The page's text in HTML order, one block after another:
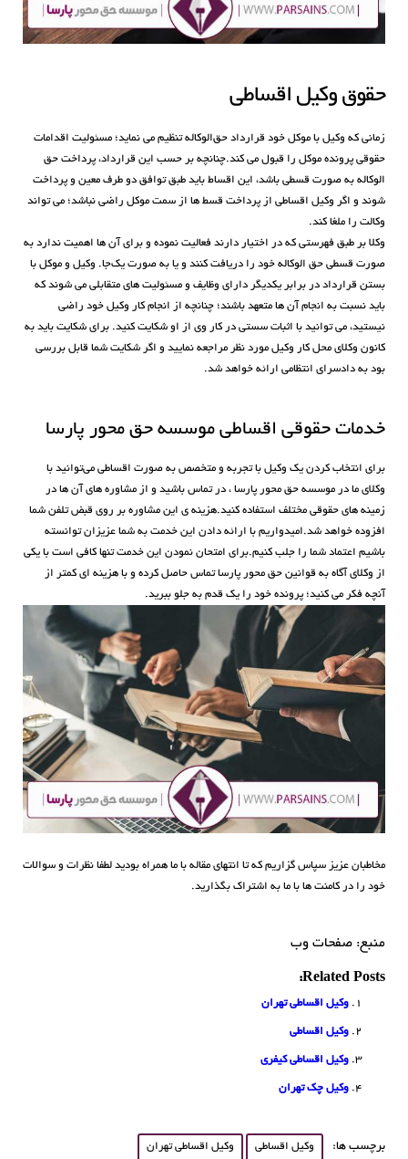
حقوق وکیل اقساطی
زمانی که وکیل با موکل خود قرارداد حق‌الوکاله تنظیم می نماید؛ مسئولیت اقدامات
حقوقی پرونده موکل را قبول می کند.چنانچه بر حسب این قرارداد، پرداخت حق
الوکاله به صورت قسطی باشد، این اقساط باید طبق توافق دو طرف معین و پرداخت
شوند و اگر وکیل اقساطی از پرداخت قسط ها از سمت موکل راضی نباشد؛ می تواند
وکالت را ملغا کند.
وکلا بر طبق فهرستی که در اختیار دارند فعالیت نموده و برای آن ها اهمیت ندارد به
صورت قسطی حق الوکاله خود را دریافت کنند و یا به صورت یک‌جا. وکیل و موکل با
بستن قرارداد در برابر یکدیگر دارای وظایف و مسئولیت های متقابلی می شوند که
باید نسبت به انجام آن ها متعهد باشند؛ چنانچه از انجام کار وکیل خود راضی
نیستید، می توانید با اثبات سستی در کار وی از او شکایت کنید. برای شکایت باید به
کانون وکلای محل کار وکیل مورد نظر مراجعه نمایید و اگر شکایت شما قابل بررسی
بود به دادسرای انتظامی ارائه خواهد شد.
خدمات حقوقی اقساطی موسسه حق محور پارسا
برای انتخاب کردن یک وکیل با تجربه و متخصص به صورت اقساطی می‌توانید با
وکلای ما در موسسه حق محور پارسا ، در تماس باشید و از مشاوره های آن ها در
زمینه های حقوقی مختلف استفاده کنید.هزینه ی این مشاوره بر روی قبض تلفن شما
افزوده خواهد شد.امیدواریم با ارائه دادن این خدمت به شما عزیزان توانسته
باشیم اعتماد شما را جلب کنیم.برای امتحان نمودن این خدمت تنها کافی است با یکی
از وکلای آگاه به قوانین حق محور پارسا تماس حاصل کرده و با هزینه ای کمتر از
آنچه فکر می کنید؛ پرونده خود را یک قدم به جلو ببرید.
مخاطبان عزیز سپاس گزاریم که تا انتهای مقاله با ما همراه بودید لطفا نظرات و سوالات
خود را در کامنت ها با ما به اشتراک بگذارید.
منبع: صفحات وب
Related Posts:
وکیل اقساطی تهران
وکیل اقساطی
وکیل اقساطی کیفری
وکیل چک تهران
برچسب ها: وکیل اقساطی وکیل اقساطی تهران